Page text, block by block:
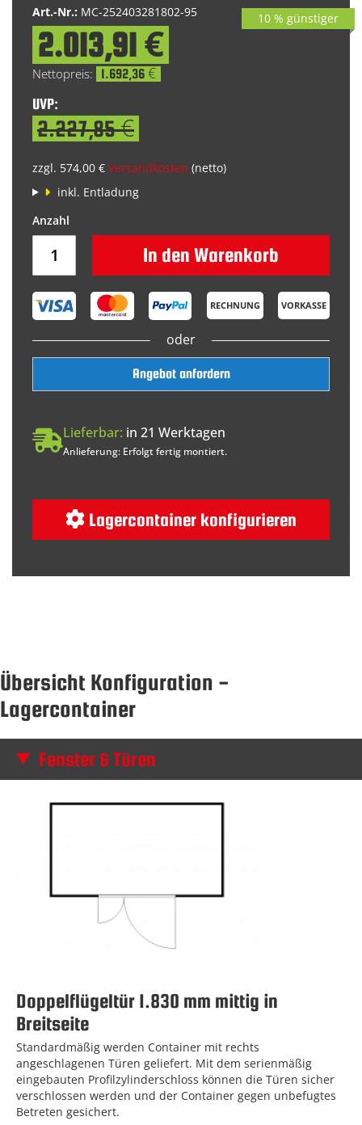
Art.-Nr.: MC-252403281802-95
Special
Price
2.013,91 €
1.692,36 €
UVP:
2.227,85 €
zzgl. 574,00 € Versandkosten (netto)
inkl. Entladung
In den Warenkorb
RECHNUNG VORKASSE
oder
Angebot anfordern
Lieferbar: in 21 Werktagen
Anlieferung: Erfolgt fertig montiert.
Lagercontainer konfigurieren
10 % günstiger
Übersicht Konfiguration -
Lagercontainer
Fenster & Türen
Doppelflügeltür 1.830 mm mittig in
Breitseite
Standardmäßig werden Container mit rechts
angeschlagenen Türen geliefert. Mit dem serienmäßig
eingebauten Profilzylinderschloss können die Türen sicher
verschlossen werden und der Container gegen unbefugtes
Betreten gesichert.